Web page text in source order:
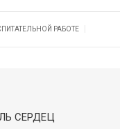
РАБОТЕ
СЕРДЕЦ